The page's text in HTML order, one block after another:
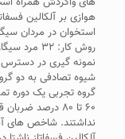
هوازی بر آلکالین
استخوان در مردان
نمونه گیری در
۶۰ تا ۸۰ درصد
نداشتند. شاخص های